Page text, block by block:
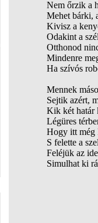
Nem őrzik a
Mehet bárki,
Kivisz a
Odakint a
Otthonod
Mindenre
Ha szívós
Mennek
Sejtik azért,
Kik két határ
Légüres
Hogy itt még
S felette a
Feléjük az
Simulhat ki